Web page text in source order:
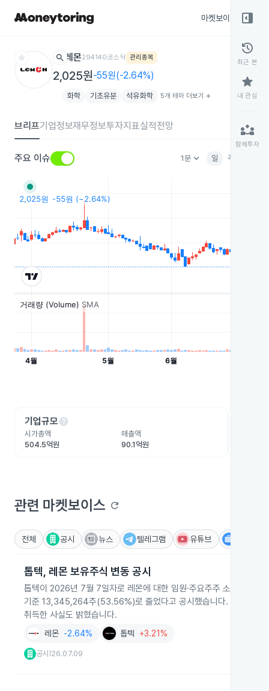
마켓보이스
star search 레몬294140코스닥 관리종목
2,025원-55원(-2.64%)
화학 기초유분 석유화학 5개 테마 더보기 add
브리프기업정보재무정보투자지표실적전망
주요 이슈 1분keyboard_arrow_down 일 주
기업규모help
시가총액
504.5억원
매출액
90.1억원
관련 마켓보이스 refresh
전체 공시 뉴스 텔레그램 유튜브
톱텍, 레몬 보유주식 변동 공시
톱텍이 2026년 7월 7일자로 레몬에 대한 임원·주요주주 소유상황
기준 13,345,264주(53.56%)로 줄었다고 공시했습니다. 보고서는
취득한 사실도 밝혔습니다.
레몬 -2.64% 톱텍 +3.21%
공시 26.07.09
right_panel_open
history
최근 본
star
내 관심
partner_exchange
함께투자